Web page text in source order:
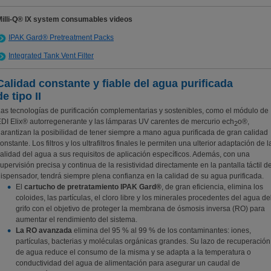
Q® IX system consumables videos
IPAK Gard® Pretreatment Packs
Integrated Tank Vent Filter
constante y fiable del agua purificada
tipo II
tecnologías de purificación complementarias y sostenibles, como el módulo de
Elix® autorregenerante y las lámparas UV carentes de mercurio ech2o®,
la posibilidad de tener siempre a mano agua purificada de gran calidad
Los filtros y los ultrafiltros finales le permiten una ulterior adaptación de
del agua a sus requisitos de aplicación específicos. Además, con una
precisa y continua de la resistividad directamente en la pantalla táctil del
tendrá siempre plena confianza en la calidad de su agua purificada.
El cartucho de pretratamiento IPAK Gard®, de gran eficiencia, elimina los
coloides, las partículas, el cloro libre y los minerales procedentes del agua del
grifo con el objetivo de proteger la membrana de ósmosis inversa (RO) para
aumentar el rendimiento del sistema.
La RO avanzada elimina del 95 % al 99 % de los contaminantes: iones,
partículas, bacterias y moléculas orgánicas grandes. Su lazo de recuperación
de agua reduce el consumo de la misma y se adapta a la temperatura o
conductividad del agua de alimentación para asegurar un caudal de